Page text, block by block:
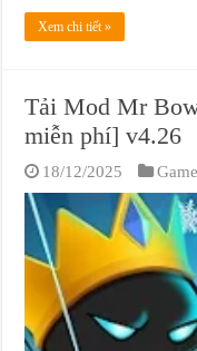
Xem chi tiết »
Tải Mod Mr
miễn phí] v4.26
18/12/2025